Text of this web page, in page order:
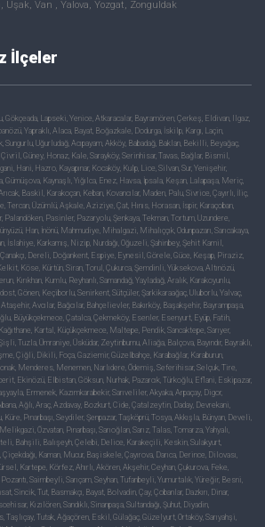
Uşak, Van , Yalova, Yozgat, Zonguldak
İlçeler
Gökçeada, Lapseki, Yenice, Atkaracalar, Bayramören, Çerkeş, Eldivan, Ilgaz,
Yapraklı, Alaca, Bayat, Boğazkale, Dodurga, İskilp, Kargı, Laçin,
Sungurlu, Uğurludağ, Acıpayam, Akköy, Babadağ, Baklan, Bekilli, Beyağaç,
Güney, Honaz, Kale, Sarayköy, Serinhisar, Tavas, Bağlar, Bismil,
Hani, Hazro, Kayapınar, Kocaköy, Kulp, Lice, Silvan, Sur, Yenişehir,
Kaynaşlı, Yığılca, Enez, Havsa, İpsala, Keşan, Lalapaşa, Meriç,
Baskil, Karakoçan, Keban, Kovancılar, Maden, Palu, Sivrice, Çayırlı, İliç,
Tercan, Üzümlü, Aşkale, Aziziye, Çat, Hınıs, Horasan, İspir, Karaçoban,
Palandöken, Pasinler, Pazaryolu, Şenkaya, Tekman, Tortum, Uzundere,
Han, İnönü, Mahmudiye, Mihalgazi, Mihalıççık, Odunpazarı, Sarıcakaya,
İslahiye, Karkamış, Nizip, Nurdağı, Oğuzeli, Şahinbey, Şehit Kamil,
Dereli, Doğankent, Espiye, Eynesil, Görele, Güce, Keşap, Piraziz,
Köse, Kürtün, Siran, Torul, Çukurca, Şemdinli, Yüksekova, Altınözü,
Kırıkhan, Kumlu, Reyhanlı, Samandağ, Yayladağ, Aralık, Karakoyunlu,
Gönen, Keçiborlu, Senirkent, Sütçüler, Şarkikaraağaç, Uluborlu, Yalvaç,
Avcılar, Bağcılar, Bahçelievler, Bakırköy, Başakşehir, Bayrampaşa,
Büyükçekmece, Çatalca, Çekmeköy, Esenler, Esenyurt, Eyüp, Fatih,
Kartal, Küçükçekmece, Maltepe, Pendik, Sancaktepe, Sarıyer,
Tuzla, Ümraniye, Üsküdar, Zeytinburnu, Aliağa, Balçova, Bayındır, Bayraklı,
Çiğli, Dikili, Foça, Gaziemir, Güzelbahçe, Karabağlar, Karaburun,
Menderes, Menemen, Narlıdere, Ödemiş, Seferihisar, Selçuk, Tire,
Ekinözü, Elbistan, Göksun, Nurhak, Pazarcık, Türkoğlu, Eflani, Eskipazar,
Ermenek, Kazımkarabekir, Sarıveliler, Akyaka, Arpaçay, Digor,
Ağlı, Araç, Azdavay, Bozkurt, Cide, Çatalzeytin, Daday, Devrekani,
Pınarbaşı, Seydiler, Şenpazar, Taşköprü, Tosya, Akkışla, Bünyan, Develi,
Özvatan, Pınarbaşı, Sarıoğlan, Sarız, Talas, Tomarza, Yahyalı,
Bahşili, Balışeyh, Çelebi, Delice, Karakeçili, Keskin, Sulakyurt,
Kaman, Mucur, Başiskele, Çayırova, Darıca, Derince, Dilovası,
Kartepe, Körfez, Ahırlı, Akören, Akşehir, Ceyhan, Çukurova, Feke,
Saimbeyli, Sarıçam, Seyhan, Tufanbeyli, Yumurtalık, Yüreğir, Besni,
Sincik, Tut, Basmakçı, Bayat, Bolvadin, Çay, Çobanlar, Dazkırı, Dinar,
Kızılören, Sandıklı, Sinanpaşa, Sultandağı, Şuhut, Diyadin,
Taşlıçay, Tutak, Ağaçören, Eskil, Gülağaç, Güzelyurt, Ortaköy, Sarıyahşi,